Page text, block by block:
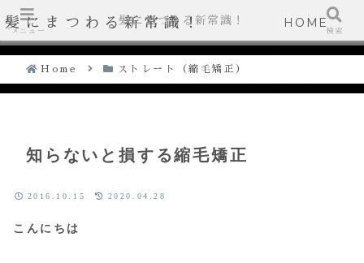
髪にまつわる新常識！ HOME
Home ストレート（縮毛矯正）
知らないと損する縮毛矯正
2016.10.15 2020.04.28
こんにちは
メニュー
髪にまつわる新常識！
検索